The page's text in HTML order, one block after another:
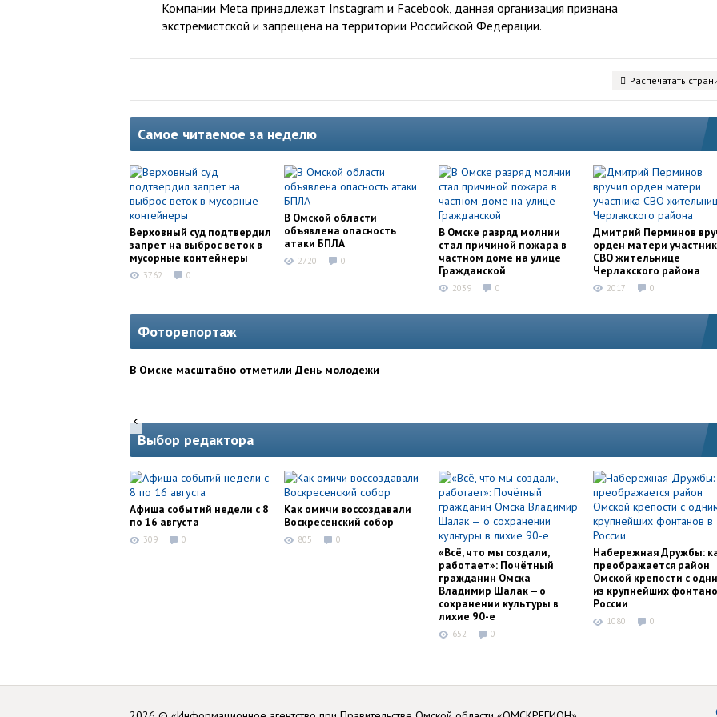
Компании Meta принадлежат Instagram и Facebook, данная организация признана
экстремистской и запрещена на территории Российской Федерации.
Распечатать
Самое читаемое за неделю
Верховный суд подтвердил
запрет на выброс веток в
мусорные контейнеры
3762 0
В Омской области
объявлена опасность
атаки БПЛА
2720 0
В Омске разряд молнии
стал причиной пожара в
частном доме на улице
Гражданской
2039 0
Дмитрий Перминов
орден матери
СВО жительнице
Черлакского района
2017 0
Фоторепортаж
В Омске масштабно отметили День молодежи
Выбор редактора
Афиша событий недели с 8
по 16 августа
309 0
Как омичи воссоздавали
Воскресенский собор
805 0
«Всё, что мы создали,
работает»: Почётный
гражданин Омска
Владимир Шалак — о
сохранении культуры в
лихие 90-е
652 0
Набережная Дружбы:
преображается район
Омской крепости с
из крупнейших
России
1080 0